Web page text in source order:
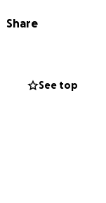
a tener
es una gran
Share
See top